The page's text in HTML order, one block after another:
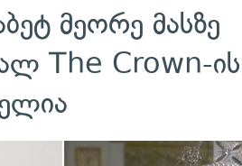
მეორე მასზე
The Crown-ის